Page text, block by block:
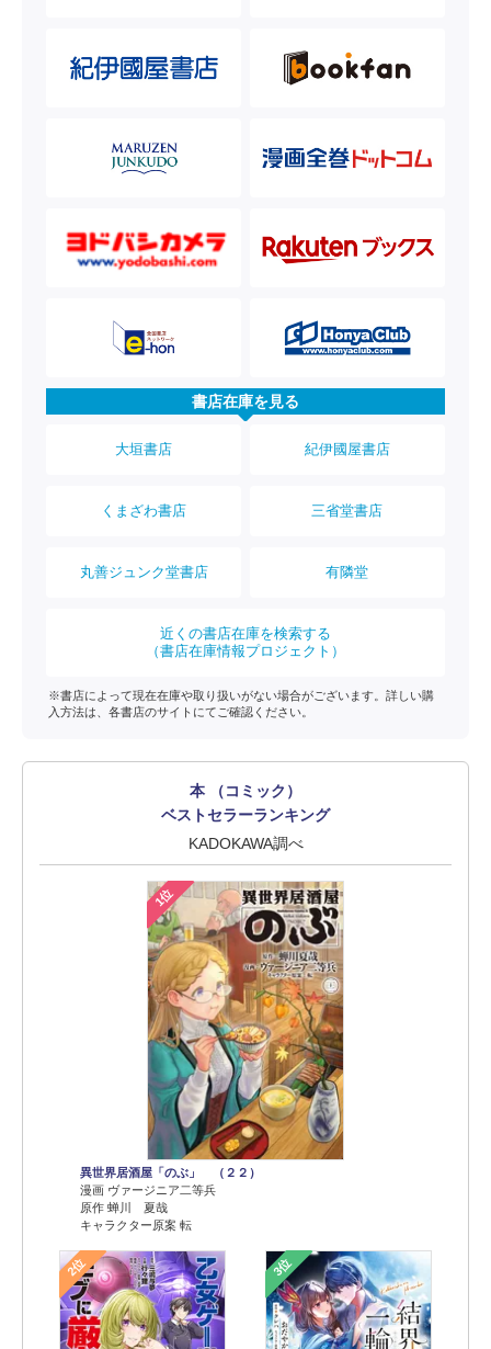
書店在庫を見る
大垣書店 紀伊國屋書店
くまざわ書店 三省堂書店
丸善ジュンク堂書店 有隣堂
近くの書店在庫を検索する
（書店在庫情報プロジェクト）
※書店によって現在在庫や取り扱いがない場合がございます。詳しい購
入方法は、各書店のサイトにてご確認ください。
本 （コミック）
ベストセラーランキング
KADOKAWA調べ
1位
異世界居酒屋「のぶ」 （２２）
漫画 ヴァージニア二等兵
原作 蝉川 夏哉
キャラクター原案 転
2位 3位